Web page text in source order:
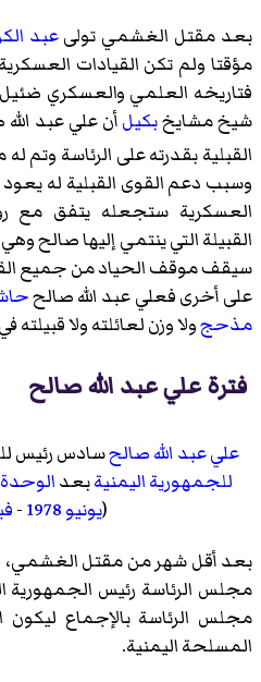
بعد مقتل الغشمي تولىعبد
مؤقتا ولم تكن القيادات
فتاريخه العلمي والعسكري ضئيل
شيخ مشايخبكيلأن علي عبد
القبلية بقدرته على الرئاسة وتم له
وسبب دعم القوى القبلية له يعود
العسكرية ستجعله يتفق مع
القبيلة التي ينتمي إليها صالح
سيقف موقف الحياد من جميع
على أخرى فعلي عبد الله صالح
مذحجولا وزن لعائلته ولا قبيلته
فترة علي عبد الله صالح
علي عبد الله صالحسادس رئيس
للجمهورية اليمنيةبعدالوحدة
(يونيو1978
-
بعد أقل شهر من مقتل
مجلس الرئاسة رئيس الجمهورية
مجلس الرئاسة بالإجماع ليكون
المسلحة اليمنية.